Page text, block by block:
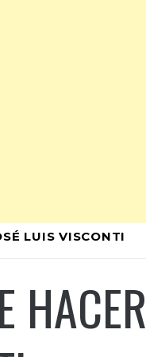
LUIS VISCONTI
HACER